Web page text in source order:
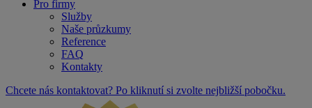
Pro firmy
Služby
Naše průzkumy
Reference
FAQ
Kontakty
Chcete nás kontaktovat? Po kliknutí si zvolte nejbližší pobočku.